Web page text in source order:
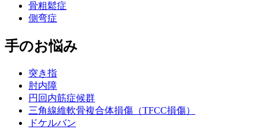
骨粗鬆症
側弯症
手のお悩み
突き指
肘内障
円回内筋症候群
三角線維軟骨複合体損傷（TFCC損傷）
ドケルバン